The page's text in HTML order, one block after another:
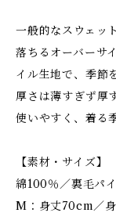
一般的なスウェッ
落ちるオーバーサ
イル生地で、季節
厚さは薄すぎず厚
使いやすく、着る
【素材・サイズ】
綿100％／裏毛パ
M：身丈70cm／